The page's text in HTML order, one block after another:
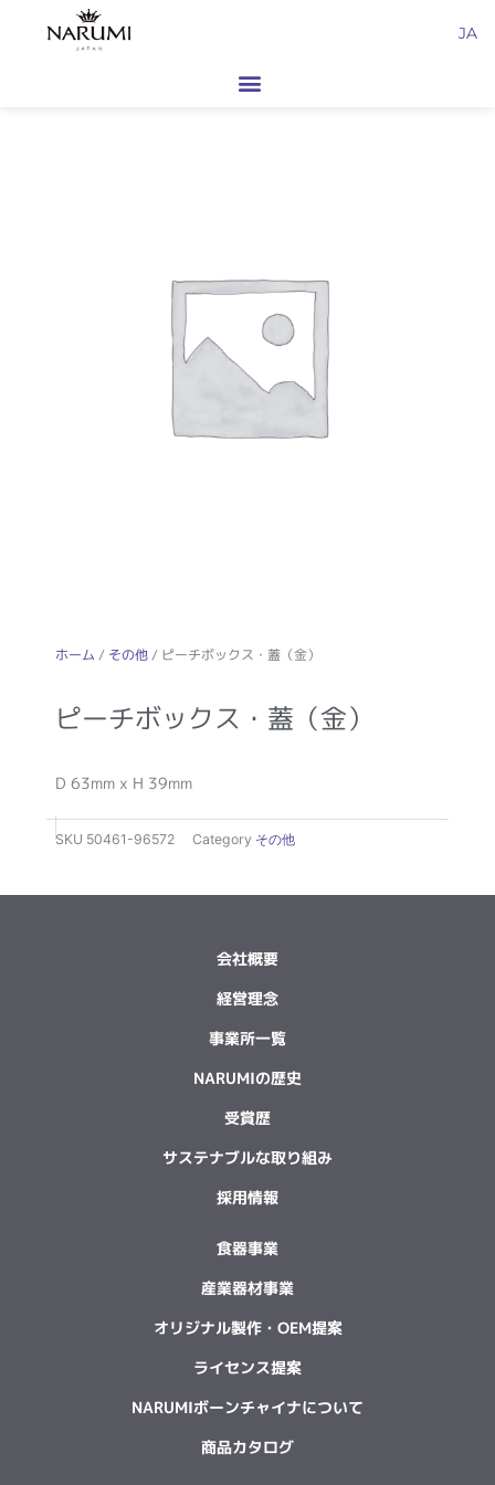
JA
ホーム / その他/ ピーチボックス・蓋（金）
ピーチボックス・蓋（金）
D 63mm x H 39mm
SKU 50461-96572 Category その他
会社概要
経営理念
事業所一覧
NARUMIの歴史
受賞歴
サステナブルな取り組み
採用情報
食器事業
産業器材事業
オリジナル製作・OEM提案
ライセンス提案
NARUMIボーンチャイナについて
商品カタログ